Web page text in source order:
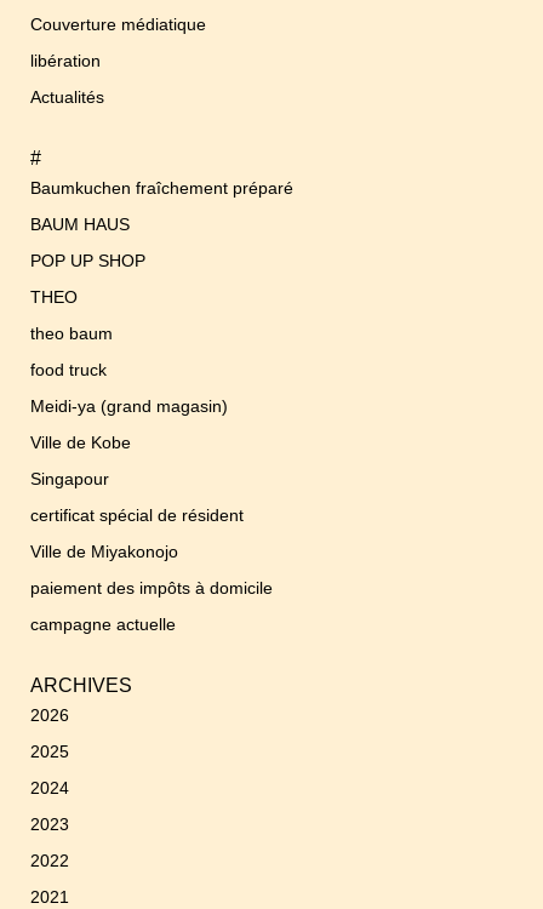
Couverture médiatique
libération
Actualités
#
Baumkuchen fraîchement préparé
BAUM HAUS
POP UP SHOP
THEO
theo baum
food truck
Meidi-ya (grand magasin)
Ville de Kobe
Singapour
certificat spécial de résident
Ville de Miyakonojo
paiement des impôts à domicile
campagne actuelle
ARCHIVES
2026
2025
2024
2023
2022
2021